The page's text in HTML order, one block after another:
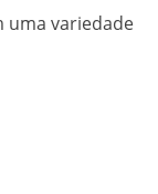
uma variedade